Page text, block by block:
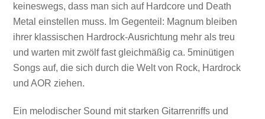
keineswegs, dass man sich auf Hardcore und Death
Metal einstellen muss. Im Gegenteil: Magnum bleiben
ihrer klassischen Hardrock-Ausrichtung mehr als treu
und warten mit zwölf fast gleichmäßig ca. 5minütigen
Songs auf, die sich durch die Welt von Rock, Hardrock
und AOR ziehen.
Ein melodischer Sound mit starken Gitarrenriffs und